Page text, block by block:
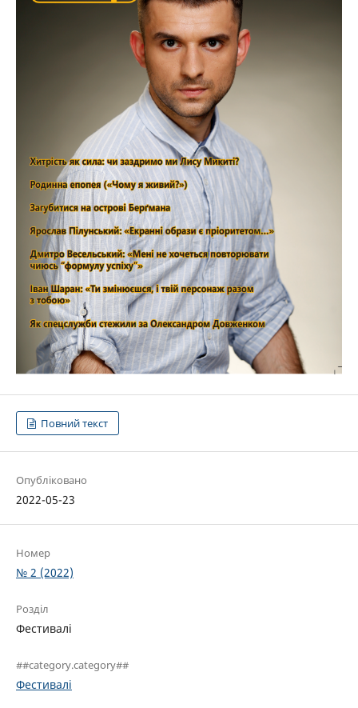
Повний текст
Опубліковано
2022-05-23
Номер
№ 2 (2022)
Розділ
Фестивалі
##category.category##
Фестивалі